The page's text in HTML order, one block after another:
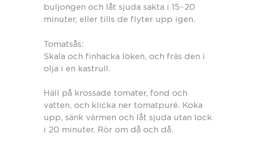
buljongen och låt sjuda sakta i 15−20
minuter, eller tills de flyter upp igen.
Tomatsås:
Skala och finhacka löken, och fräs den i
olja i en kastrull.
Häll på krossade tomater, fond och
vatten, och klicka ner tomatpuré. Koka
upp, sänk värmen och låt sjuda utan lock
i 20 minuter. Rör om då och då.